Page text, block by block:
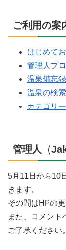
ご利用の案
はじめて
管理人プ
温泉備忘
温泉の検
カテゴリ
管理人（
5月11日から10
きます。
その間はHPの更
また、コメント
ご了承ください。